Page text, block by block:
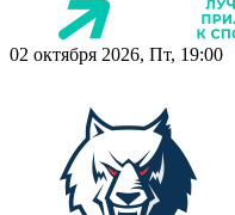
02 октября 2026, Пт, 19:00